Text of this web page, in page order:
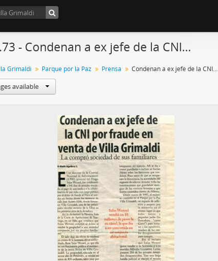
- Condenan a ex jefe de la CNI…
Grimaldi Parque por la Paz Prensa Condenan a ex jefe de la CNI…
available